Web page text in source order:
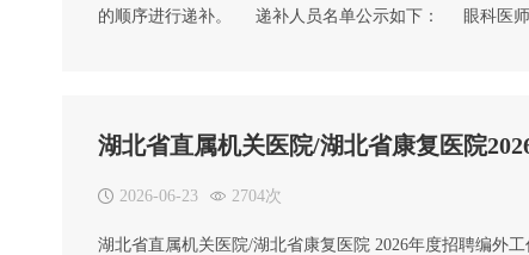
的顺序进行递补。 递补人员名单公示如下： 眼科医师
湖北省直属机关医院/湖北省康复医院
2026-06-23 2704次
湖北省直属机关医院/湖北省康复医院 2026年度招聘编